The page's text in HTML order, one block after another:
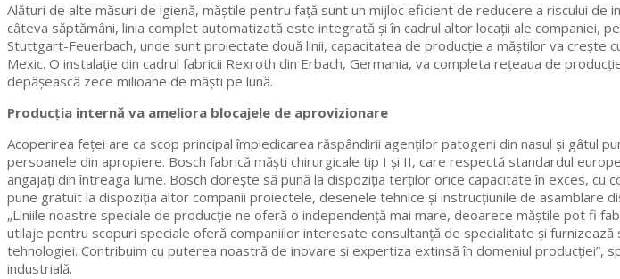
Alături de alte măsuri de igienă, măștile pentru față sunt un mijloc eficient de reducere a riscului
câteva săptămâni, linia complet automatizată este integrată și în cadrul altor locații ale companiei,
Stuttgart-Feuerbach, unde sunt proiectate două linii, capacitatea de producție a măștilor va crește
Mexic. O instalație din cadrul fabricii Rexroth din Erbach, Germania, va completa rețeaua de
depășească zece milioane de măști pe lună.
Producția internă va ameliora blocajele de aprovizionare
Acoperirea feței are ca scop principal împiedicarea răspândirii agenților patogeni din nasul și gâtul
persoanele din apropiere. Bosch fabrică măști chirurgicale tip I și II, care respectă standardul
angajați din întreaga lume. Bosch dorește să pună la dispoziția terților orice capacitate în exces,
pune gratuit la dispoziția altor companii proiectele, desenele tehnice și instrucțiunile de asamblare
„Liniile noastre speciale de producție ne oferă o independență mai mare, deoarece măștile pot fi
utilaje pentru scopuri speciale oferă companiilor interesate consultanță de specialitate și
tehnologiei. Contribuim cu puterea noastră de inovare și expertiza extinsă în domeniul
industrială.